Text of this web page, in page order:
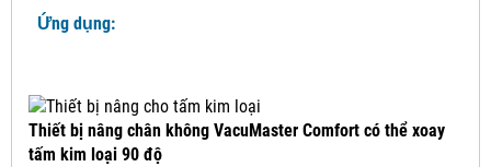
Ứng dụng:
Thiết bị nâng chân không VacuMaster Comfort có thể xoay
tấm kim loại 90 độ